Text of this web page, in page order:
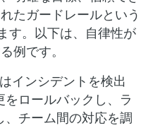
たガードレールという
す。以下は、自律性が
例です。
インシデントを検出
をロールバックし、ラ
、チーム間の対応を調